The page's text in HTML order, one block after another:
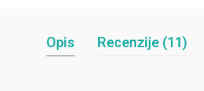
Opis Recenzije (11)